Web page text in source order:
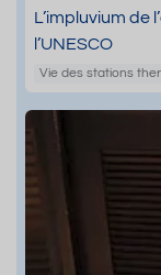
L’impluvium de
l’UNESCO
Vie des stations